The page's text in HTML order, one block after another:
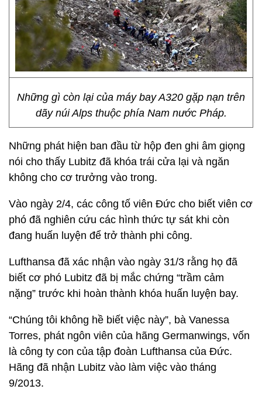
Những gì còn lại của máy bay A320 gặp nạn trên
dãy núi Alps thuộc phía Nam nước Pháp.
Những phát hiện ban đầu từ hộp đen ghi âm giọng
nói cho thấy Lubitz đã khóa trái cửa lại và ngăn
không cho cơ trưởng vào trong.
Vào ngày 2/4, các công tố viên Đức cho biết viên cơ
phó đã nghiên cứu các hình thức tự sát khi còn
đang huấn luyện để trở thành phi công.
Lufthansa đã xác nhận vào ngày 31/3 rằng họ đã
biết cơ phó Lubitz đã bị mắc chứng “trầm cảm
nặng” trước khi hoàn thành khóa huấn luyện bay.
“Chúng tôi không hề biết việc này”, bà Vanessa
Torres, phát ngôn viên của hãng Germanwings, vốn
là công ty con của tập đoàn Lufthansa của Đức.
Hãng đã nhận Lubitz vào làm việc vào tháng
9/2013.